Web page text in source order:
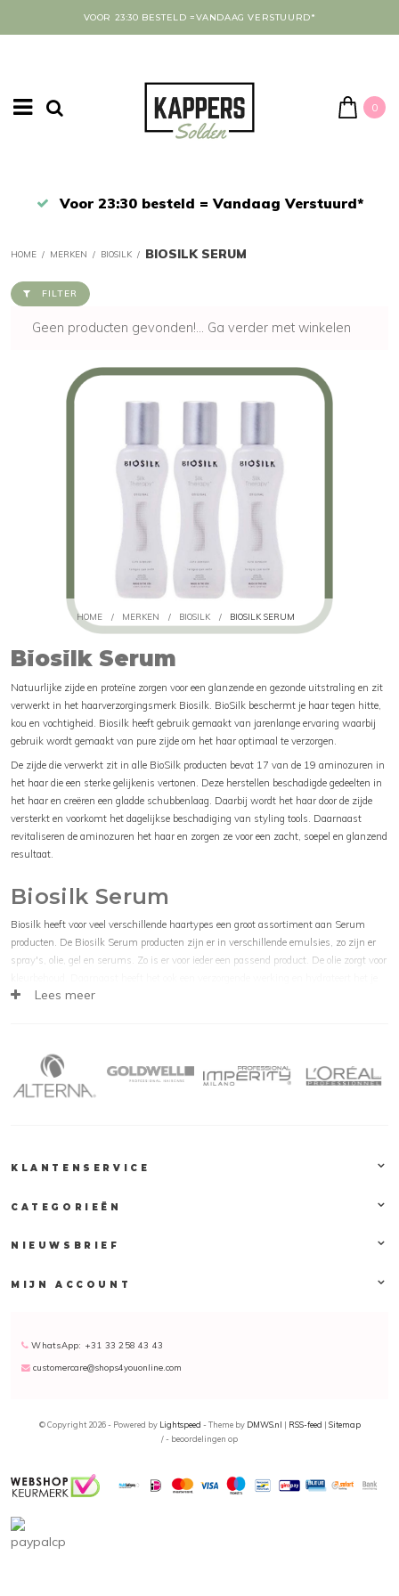
VOOR 23:30 BESTELD =VANDAAG VERSTUURD*
0
Afrekenen in een veilige omgeving
HOME / MERKEN / BIOSILK / BIOSILK SERUM
FILTER
Geen producten gevonden!... Ga verder met winkelen
HOME / MERKEN / BIOSILK / BIOSILK SERUM
Biosilk Serum
Natuurlijke zijde en proteïne zorgen voor een glanzende en gezonde uitstraling en zit
verwerkt in het haarverzorgingsmerk Biosilk. BioSilk beschermt je haar tegen hitte,
kou en vochtigheid. Biosilk heeft gebruik gemaakt van jarenlange ervaring waarbij
gebruik wordt gemaakt van pure zijde om het haar optimaal te verzorgen.
De zijde die verwerkt zit in alle BioSilk producten bevat 17 van de 19 aminozuren in
het haar die een sterke gelijkenis vertonen. Deze herstellen beschadigde gedeelten in
het haar en creëren een gladde schubbenlaag. Daarbij wordt het haar door de zijde
versterkt en voorkomt het dagelijkse beschadiging van styling tools. Daarnaast
revitaliseren de aminozuren het haar en zorgen ze voor een zacht, soepel en glanzend
resultaat.
Biosilk Serum
Biosilk heeft voor veel verschillende haartypes een groot assortiment aan Serum
producten. De Biosilk Serum producten zijn er in verschillende emulsies, zo zijn er
spray's, olie, gel en serums. Zo is er voor ieder een passend product. De olie zorgt voor
haar.
Biosilk Silk Therapy
structuur als glans van het haar verbeterd wordt. BIOSILK Silk Therapy is geschikt
BIOSILK Silk Therapy Lite is een leave-in behandeling voor uw haar. BIOSILK Silk
haar en maakt de schubbenlaag van het haar glad wat resulteert in prachtige
natuurlijk glanzende haren.
blootstelling aan hitte en voorkomt en hersteld gespleten haarpunten.
Deze licht gewicht leave in treatment van Biosilk geeft het haar een superieure
Coconut Oil Leave in Treatment is verrijkt met kokosnoot olie, het voorkomt gespleten
haarpunten en pluis. Het haar wordt heerlijk zacht en krijgt een schitterende glans.
Lees meer
KLANTENSERVICE
CATEGORIEËN
NIEUWSBRIEF
MIJN ACCOUNT
WhatsApp: +31 33 258 43 43
customercare@shops4youonline.com
© Copyright 2026 - Powered by Lightspeed - Theme by DMWS.nl | RSS-feed | Sitemap
/- beoordelingen op